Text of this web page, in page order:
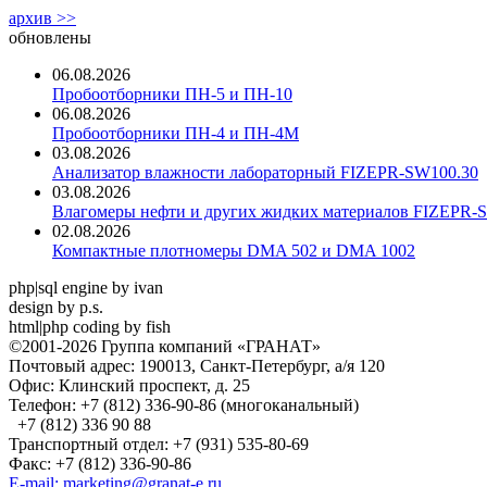
архив >>
обновлены
06.08.2026
Пробоотборники ПН-5 и ПН-10
06.08.2026
Пробоотборники ПН-4 и ПН-4М
03.08.2026
Анализатор влажности лабораторный FIZEPR-SW100.30
03.08.2026
Влагомеры нефти и других жидких материалов FIZEPR-
02.08.2026
Компактные плотномеры DMA 502 и DMA 1002
php|sql engine by ivan
design by p.s.
html|php coding by fish
©2001-2026 Группа компаний «ГРАНАТ»
Почтовый адрес: 190013, Санкт-Петербург, а/я 120
Офис: Клинский проспект, д. 25
Телефон: +7 (812) 336-90-86 (многоканальный)
+7 (812) 336 90 88
Транспортный отдел: +7 (931) 535-80-69
Факс: +7 (812) 336-90-86